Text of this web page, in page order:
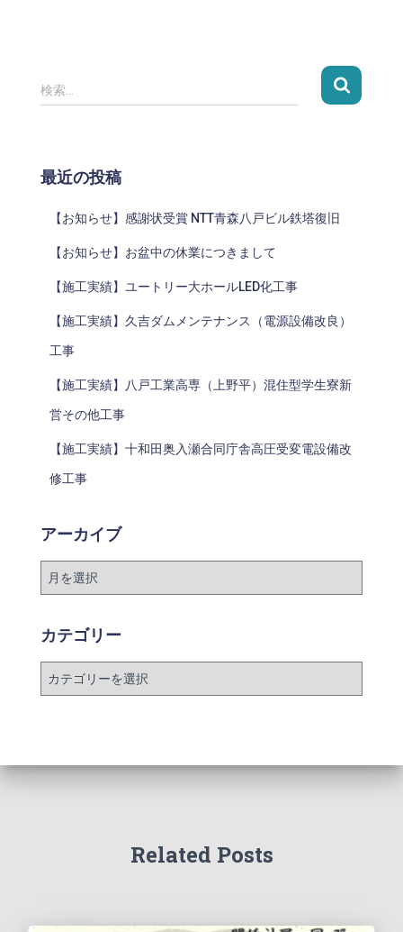
検索…
最近の投稿
【お知らせ】感謝状受賞 NTT青森八戸ビル鉄塔復旧
【お知らせ】お盆中の休業につきまして
【施工実績】ユートリー大ホールLED化工事
【施工実績】久吉ダムメンテナンス（電源設備改良）
工事
【施工実績】八戸工業高専（上野平）混住型学生寮新
営その他工事
【施工実績】十和田奥入瀬合同庁舎高圧受変電設備改
修工事
アーカイブ
カテゴリー
Related Posts